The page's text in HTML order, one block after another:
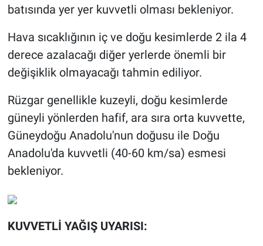
batısında yer yer kuvvetli olması bekleniyor.
Hava sıcaklığının iç ve doğu kesimlerde 2 ila 4
derece azalacağı diğer yerlerde önemli bir
değişiklik olmayacağı tahmin ediliyor.
Rüzgar genellikle kuzeyli, doğu kesimlerde
güneyli yönlerden hafif, ara sıra orta kuvvette,
Güneydoğu Anadolu'nun doğusu ile Doğu
Anadolu'da kuvvetli (40-60 km/sa) esmesi
bekleniyor.
KUVVETLİ YAĞIŞ UYARISI: